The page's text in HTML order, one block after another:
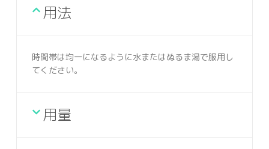
用法
時間帯は均一になるように水またはぬるま湯で服用し
てください。
用量